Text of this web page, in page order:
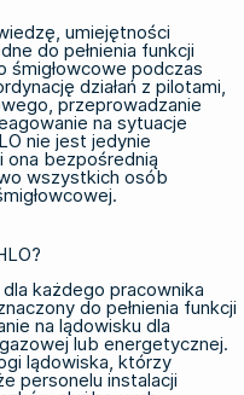
umiejętności
do pełnienia funkcji
śmigłowcowe podczas
działań z pilotami,
przeprowadzanie
na sytuacje
nie jest jedynie
ona bezpośrednią
wszystkich osób
każdego pracownika
do pełnienia funkcji
na lądowisku dla
lub energetycznej.
lądowiska, którzy
personelu instalacji